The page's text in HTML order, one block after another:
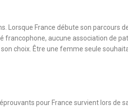
Lorsque France débute son parcours
aucune association de
choix. Être une femme seule
pour France survient lors